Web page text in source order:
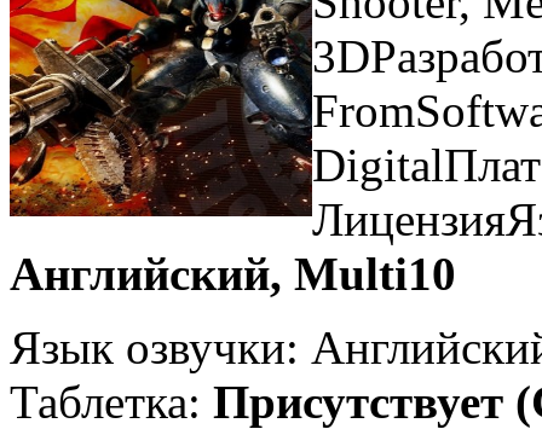
Английский, Multi10
Язык озвучки:
Таблетка: Присутствует